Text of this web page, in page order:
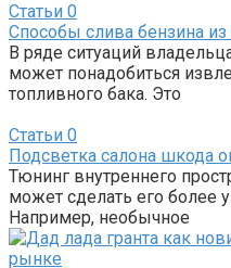
Статьи 0
Способы слива бензина
В ряде ситуаций
может понадобиться
топливного бака. Это
Статьи 0
Подсветка салона шкода
Тюнинг внутреннего
может сделать его более
Например, необычное